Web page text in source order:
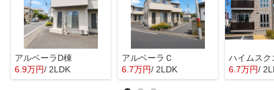
アルベーラD棟
6.9万円/ 2LDK
アルベーラＣ
6.7万円/ 2LDK 6.7万円/